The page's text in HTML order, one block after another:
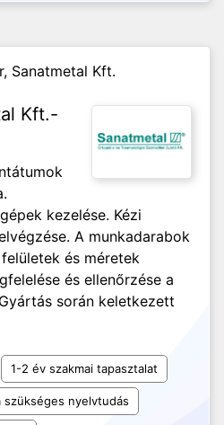
Sanatmetal Kft.
Kft.-
kezelése. Kézi
A munkadarabok
és méretek
és ellenőrzése a
során keletkezett
1-2 év szakmai tapasztalat
szükséges nyelvtudás